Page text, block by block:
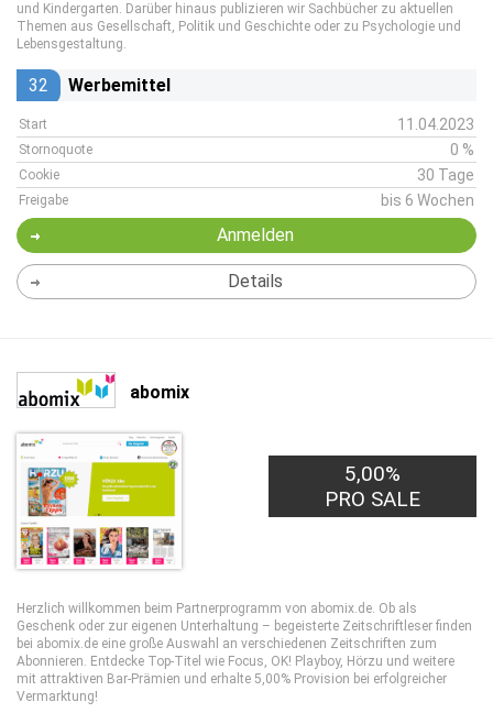
und Kindergarten. Darüber hinaus publizieren wir Sachbücher zu aktuellen
Themen aus Gesellschaft, Politik und Geschichte oder zu Psychologie und
Lebensgestaltung.
32 Werbemittel
Start 11.04.2023
Stornoquote 0 %
Cookie 30 Tage
Freigabe bis 6 Wochen
Anmelden
Details
abomix
5,00%
PRO SALE
Herzlich willkommen beim Partnerprogramm von abomix.de. Ob als
Geschenk oder zur eigenen Unterhaltung – begeisterte Zeitschriftleser finden
bei abomix.de eine große Auswahl an verschiedenen Zeitschriften zum
Abonnieren. Entdecke Top-Titel wie Focus, OK! Playboy, Hörzu und weitere
mit attraktiven Bar-Prämien und erhalte 5,00% Provision bei erfolgreicher
Vermarktung!